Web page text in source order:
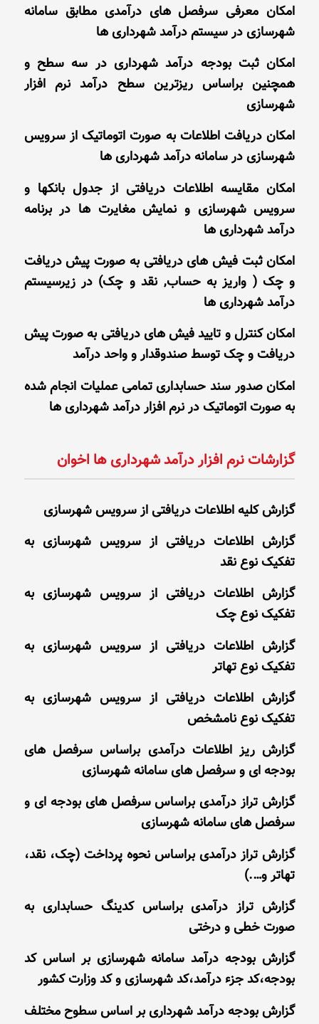
امکان معرفی سرفصل های درآمدی مطابق سامانه
شهرسازی در سیستم درآمد شهرداری ها
امکان ثبت بودجه درآمد شهرداری در سه سطح و
همچنین براساس ریزترین سطح درآمد نرم افزار
شهرسازی
امکان دریافت اطلاعات به صورت اتوماتیک از سرویس
شهرسازی در سامانه درآمد شهرداری ها
امکان مقایسه اطلاعات دریافتی از جدول بانکها و
سرویس شهرسازی و نمایش مغایرت ها در برنامه
درآمد شهرداری ها
امکان ثبت فیش های دریافتی به صورت پیش دریافت
و چک ( واریز به حساب, نقد و چک) در زیرسیستم
درآمد شهرداری ها
امکان کنترل و تایید فیش های دریافتی به صورت پیش
دریافت و چک توسط صندوقدار و واحد درآمد
امکان صدور سند حسابداری تمامی عملیات انجام شده
به صورت اتوماتیک در نرم افزار درآمد شهرداری ها
گزارشات نرم افزار درآمد شهرداری ها اخوان
گزارش کلیه اطلاعات دریافتی از سرویس شهرسازی
گزارش اطلاعات دریافتی از سرویس شهرسازی به
تفکیک نوع نقد
گزارش اطلاعات دریافتی از سرویس شهرسازی به
تفکیک نوع چک
گزارش اطلاعات دریافتی از سرویس شهرسازی به
تفکیک نوع تهاتر
گزارش اطلاعات دریافتی از سرویس شهرسازی به
تفکیک نوع نامشخص
گزارش ریز اطلاعات درآمدی براساس سرفصل های
بودجه ای و سرفصل های سامانه شهرسازی
گزارش تراز درآمدی براساس سرفصل های بودجه ای و
سرفصل های سامانه شهرسازی
گزارش تراز درآمدی براساس نحوه پرداخت (چک، نقد،
تهاتر و….)
گزارش تراز درآمدی براساس کدینگ حسابداری به
صورت خطی و درختی
گزارش بودجه درآمد سامانه شهرسازی بر اساس کد
بودجه،کد جزء درآمد،کد شهرسازی و کد وزارت کشور
گزارش بودجه درآمد شهرداری بر اساس سطوح مختلف